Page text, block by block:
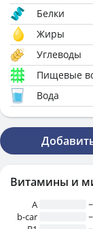
Белки
Жиры
Углеводы
Пищевые
Вода
Витамины и
A
~
b-car
~